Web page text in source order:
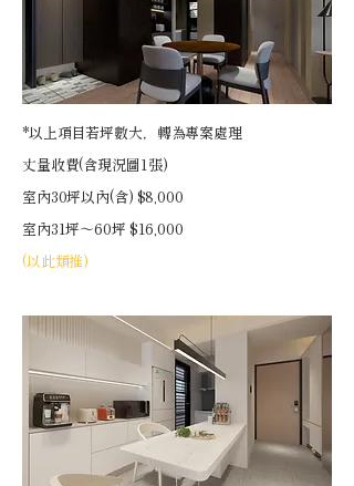
*以上項目若坪數大，轉為專案處理
丈量收費(含現況圖1張)
室內30坪以內(含) $8,000
室內31坪～60坪 $16,000
(以此類推)